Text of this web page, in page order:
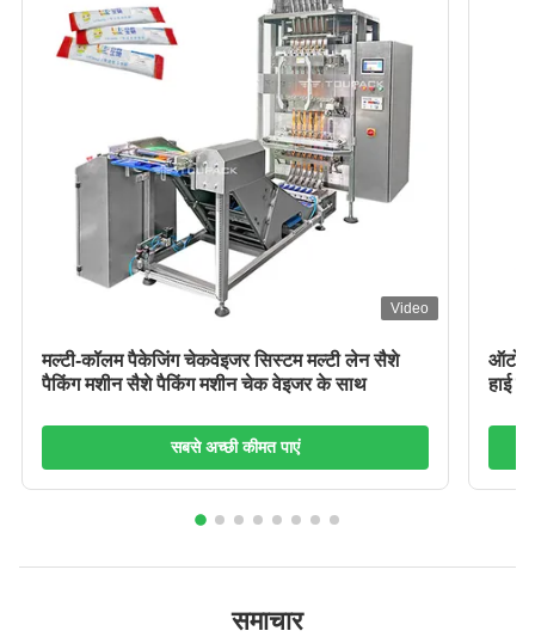
Video
मल्टी-कॉलम पैकेजिंग चेकवेइजर सिस्टम मल्टी लेन सैशे
पैकिंग मशीन सैशे पैकिंग मशीन चेक वेइजर के साथ
सबसे अच्छी कीमत पाएं
हाई
समाचार